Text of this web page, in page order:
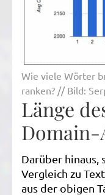
Wie viele Wörter
ranken? // Bild:
Länge
Darüber hinaus,
Vergleich zu
aus der obigen